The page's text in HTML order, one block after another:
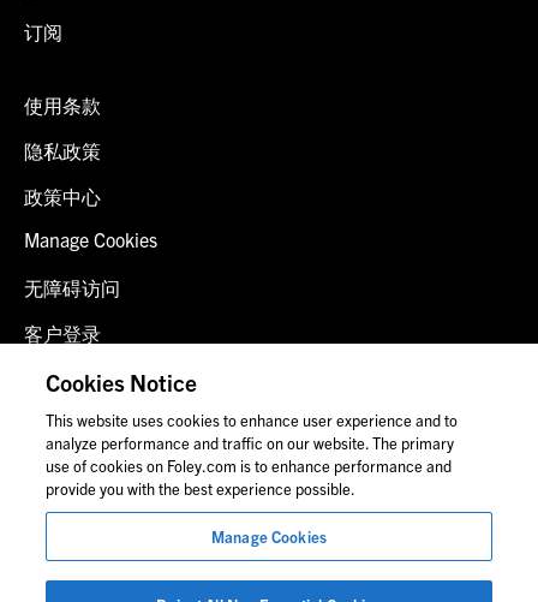
订阅
使用条款
隐私政策
政策中心
Manage Cookies
无障碍访问
客户登录
诈骗预警
联系我们
© 2026 福里尔·拉德纳律师事务所
律师广告
Cookies Notice
This website uses cookies to enhance user experience and to
analyze performance and traffic on our website. The primary
use of cookies on Foley.com is to enhance performance and
provide you with the best experience possible.
Manage Cookies